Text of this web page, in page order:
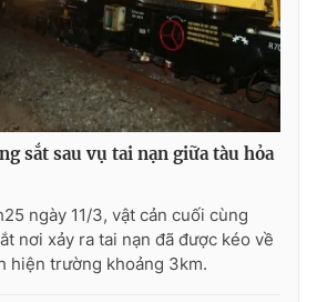
Bất động sản
Tấm lòng Việt
Vươn mình bằng AI
VTV8
sắt sau vụ tai nạn giữa tàu hỏa
ngày 11/3, vật cản cuối cùng
nơi xảy ra tai nạn đã được kéo về
hiện trường khoảng 3km.